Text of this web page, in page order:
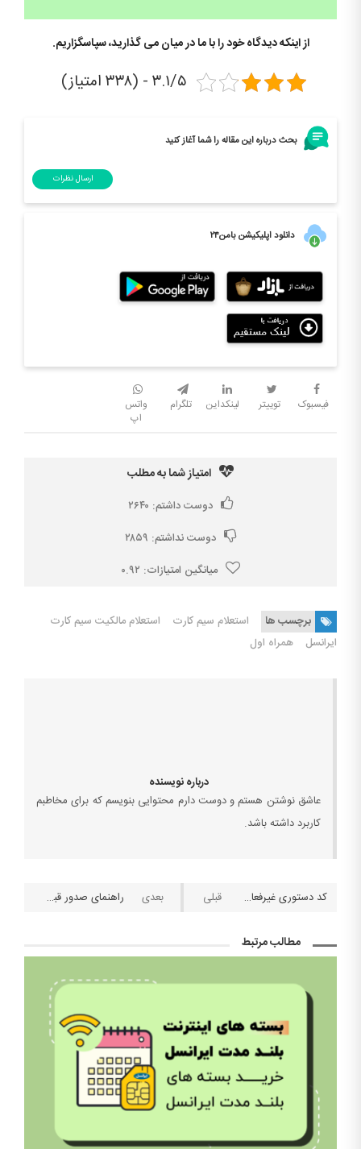
از اینکه دیدگاه خود را با ما در میان می گذارید، سپاسگزاریم.
۳.۱/۵ - (۳۳۸ امتیاز)
بحث درباره این مقاله را شما آغاز کنید
ارسال نظرات
دانلود اپلیکیشن بامن۲۴
فیسبوک توییتر لینکداین تلگرام
واتس
اپ
امتیاز شما به مطلب
دوست داشتم: ۲۶۴۰
دوست نداشتم: ۲۸۵۹
میانگین امتیازات: ۰.۹۲
برچسب ها استعلام سیم کارت
استعلام مالکیت سیم کارت
ایرانسل
همراه اول
درباره نویسنده
عاشق نوشتن هستم و دوست دارم محتوایی بنویسم که برای مخاطبم
کاربرد داشته باشد.
کد دستوری غیرفعال کردن مصرف آزاد اینترنت همراه اول و ایرانسل راهنمای صدور قبض اظهارنامه مالیاتی و پرداخت قبض مالیات
مطالب مرتبط